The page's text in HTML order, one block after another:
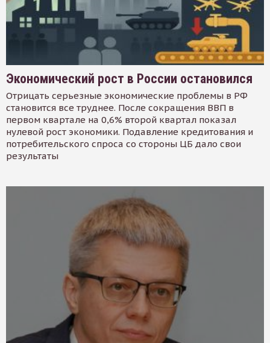
Экономический рост в России остановился
Отрицать серьезные экономические проблемы в РФ
становится все труднее. После сокращения ВВП в
первом квартале на 0,6% второй квартал показал
нулевой рост экономики. Подавление кредитования и
потребительского спроса со стороны ЦБ дало свои
результаты